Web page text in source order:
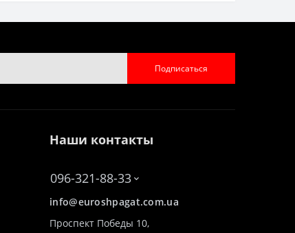
Подписаться
Наши контакты
096-321-88-33
info@euroshpagat.com.ua
Проспект Победы 10,